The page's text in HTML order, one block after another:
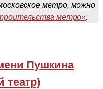
метро, можно
метро».
Пушкина
театр)